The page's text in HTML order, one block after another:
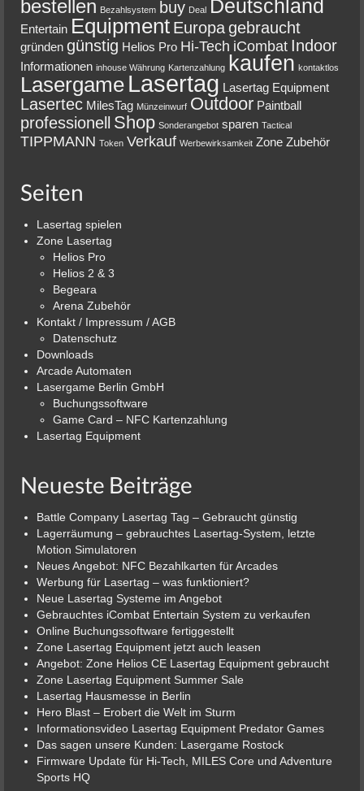
bestellen Bezahlsystem buy Deal Deutschland
Entertain Equipment Europagebraucht
gründen günstig Helios Pro Hi-Tech iCombat Indoor
Informationen inhouse Währung Kartenzahlung kaufen kontaktlos
Lasergame Lasertag Lasertag Equipment
Lasertec MilesTag Münzeinwurf Outdoor Paintball
professionell Shop Sonderangebot sparen Tactical
TIPPMANN Token Verkauf Werbewirksamkeit Zone Zubehör
Seiten
Lasertag spielen
Zone Lasertag
Helios Pro
Helios 2 & 3
Begeara
Arena Zubehör
Kontakt / Impressum / AGB
Datenschutz
Downloads
Arcade Automaten
Lasergame Berlin GmbH
Buchungssoftware
Game Card – NFC Kartenzahlung
Lasertag Equipment
Neueste Beiträge
Battle Company Lasertag Tag – Gebraucht günstig
Lagerräumung – gebrauchtes Lasertag-System, letzte
Motion Simulatoren
Neues Angebot: NFC Bezahlkarten für Arcades
Werbung für Lasertag – was funktioniert?
Neue Lasertag Systeme im Angebot
Gebrauchtes iCombat Entertain System zu verkaufen
Online Buchungssoftware fertiggestellt
Zone Lasertag Equipment jetzt auch leasen
Angebot: Zone Helios CE Lasertag Equipment gebraucht
Zone Lasertag Equipment Summer Sale
Lasertag Hausmesse in Berlin
Hero Blast – Erobert die Welt im Sturm
Informationsvideo Lasertag Equipment Predator Games
Das sagen unsere Kunden: Lasergame Rostock
Firmware Update für Hi-Tech, MILES Core und Adventure
Sports HQ